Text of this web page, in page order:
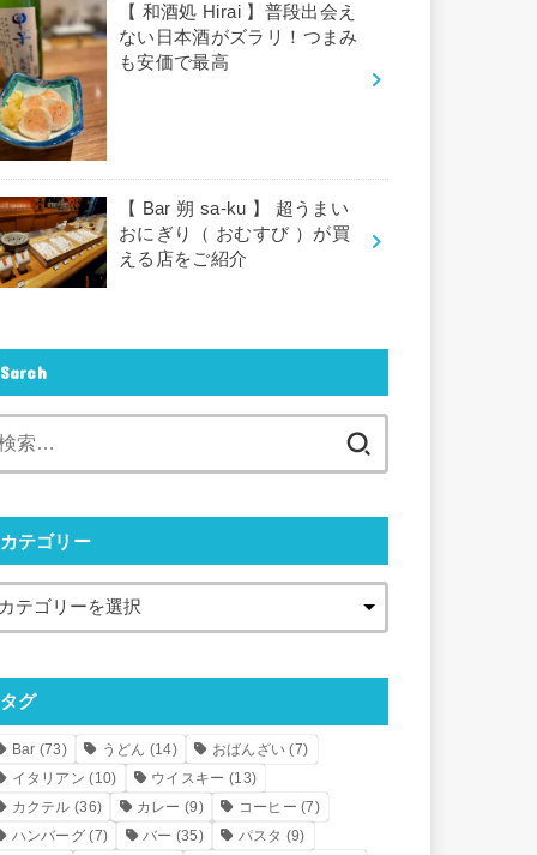
【 和酒処 Hirai 】普段出会え
ない日本酒がズラリ！つまみ
も安価で最高
【 Bar 朔 sa-ku 】 超うまい
おにぎり（ おむすび ）が買
える店をご紹介
Sarch
カテゴリー
タグ
Bar (73) うどん (14) おばんざい (7)
イタリアン (10) ウイスキー (13)
カクテル (36) カレー (9) コーヒー (7)
ハンバーグ (7) バー (35) パスタ (9)